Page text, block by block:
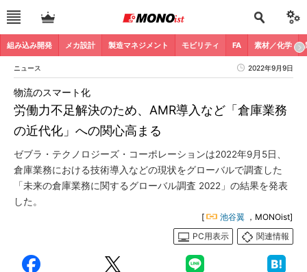
組み込み開発 メカ設計 製造マネジメント モビリティ FA 素材／化学
ニュース 2022年9月9日
労働力不足解決のため、AMR導入など「倉庫業務
の近代化」への関心高まる
物流のスマート化
ゼブラ・テクノロジーズ・コーポレーションは2022年9月5日、
倉庫業務における技術導入などの現状をグローバルで調査した
「未来の倉庫業務に関するグローバル調査 2022」の結果を発表
した。
[ 池谷翼 ，MONOist]
PC用表示
関連情報